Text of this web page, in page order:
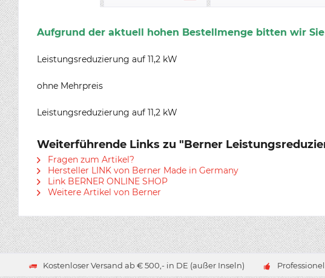
Aufgrund der aktuell hohen Bestellmenge bitten wir
Leistungsreduzierung auf 11,2 kW
ohne Mehrpreis
Leistungsreduzierung auf 11,2 kW
Weiterführende Links zu "Berner
Fragen zum Artikel?
Hersteller LINK von Berner Made in Germany
Link BERNER ONLINE SHOP
Weitere Artikel von Berner
Kostenloser Versand ab € 500,- in DE (außer Inseln)